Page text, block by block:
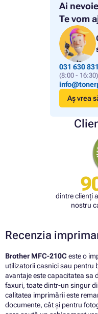
Ai
Te vom
031 630
(8:00 - 16:30)
Aș vrea
dintre clienți
nostru
Recenzia
Brother MFC-210C este o
utilizatorii casnici sau pentru
avantaje este capacitatea sa
faxuri, toate dintr-un singur
calitatea imprimării este
documente, cât și pentru